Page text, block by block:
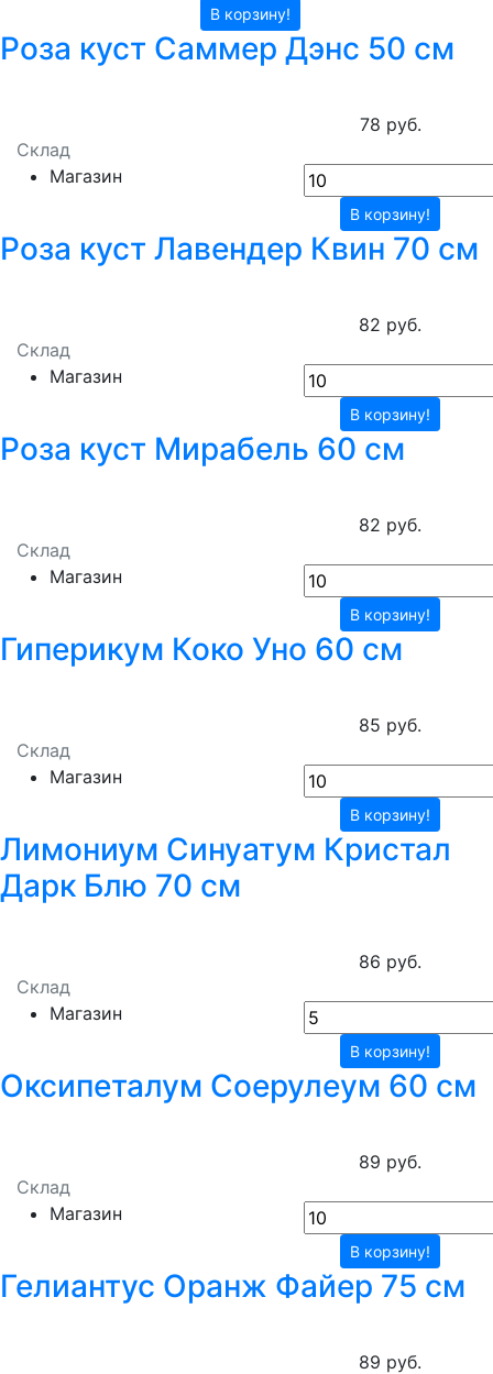
В корзину!
Роза куст Саммер Дэнс 50 см
Склад
Магазин
78 руб.
В корзину!
Роза куст Лавендер Квин 70 см
Склад
Магазин
82 руб.
В корзину!
Роза куст Мирабель 60 см
Склад
Магазин
82 руб.
В корзину!
Гиперикум Коко Уно 60 см
Склад
Магазин
85 руб.
В корзину!
Лимониум Синуатум Кристал
Дарк Блю 70 см
Склад
Магазин
86 руб.
В корзину!
Оксипеталум Соерулеум 60 см
Склад
Магазин
89 руб.
В корзину!
Гелиантус Оранж Файер 75 см
89 руб.